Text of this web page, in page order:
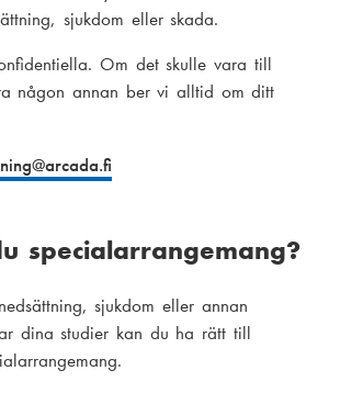
sjukdom eller skada.
Om det skulle vara till
någon annan ber vi alltid om ditt
@arcada.fi
specialarrangemang?
sjukdom eller annan
dina studier kan du ha rätt till